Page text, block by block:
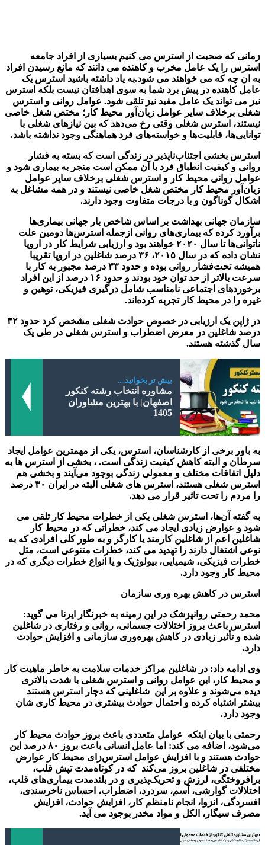
زمانی که صحبت از استرس می کنیم بسیاری از افراد جامعه
استرس را یک عامل مخرب و کاهنده می دانند که مانع رسیدن افراد
به ان چه که می خواهند می شود.به یاد داشته باشید استرس یک
عامل کاهنده در پیش برد شما به سوی اهدافتان نیست بلکه استرس
نیز می تواند یک عامل مفید نیز تلقی شود. عوامل روانی و استرس
شغلی برخلاف سایر عوامل زیان‌آور محیط کار؛ مختص شغل خاصی
نیستند، استرس شغلی وقتی رخ می‌دهد که بین نیازهای شغلی با
توانایی‌ها، قابلیت‌ها و خواسته‌های فرد هماهنگی وجود نداشته باشد.
استرس بخشی اجتناب‌ناپذیر در زندگی است که بسته به فشار
روانی و کیفیت انطباق فرد با آن ممکن است منجر به بیماری شود و
عوامل روانی محیط کار و استرس شغلی برخلاف سایر عوامل
زیان‌آور محیط کار مختص شغل خاصی نیستند و در همه مشاغل به
اشکال گوناگون و با درجات متفاوت وجود دارند.
سازمان جهانی بهداشت بر اساس شاخص بار جهانی بیماری‌ها
برآورد کرده که بیماری‌های روانی ازجمله استرس‌ها دومین علت
ناتوانی‌ها تا سال ۲۰۲۰ خواهند بود و ارزیابی شرایط کار در اروپا
نشان داده که در سال ۲۰۱۵، ۳۶ درصد شاغلین در اروپا تقریبا
همیشه تحت‌فشار روانی بوده و حدود ۳۳ درصد مجبور به کار با
سرعت بالاتر از حد توان خود بودند و حدود ۱۶ درصد از این افراد
برخوردهای اجتماعی نامناسب شامل درگیری فیزیکی، توهین و
غیره را در محیط کار تجربه کرده‌اند.
در ژاپن یک ارزیابی در خصوص حوادث شغلی مشخص کرد حدود ۳۲
درصد شاغلین در معرض اضطراب و استرس شغلی در طی یک
سال گذشته هستند.
بیش تر بخوانید....
مشاوره انتخاب رشته کنکور
اصفهان| با بهترین مشاوران
1405
به باور برخی از کارشناسان، استرس، یکی از مهمترین عوامل ایجاد
سرطان و البته کاهش کیفیت زندگی است. ، بخشی از استرس ها به
دلیل اتفاقات مختلف و معمولی زندگی بوجود می‌آیند و بخشی هم
استرس شغلی هستند، استرس های شغلی البته در ایران ۳۰ درصد
را مردم را تحت تاثیر قرار می دهد.
به گفته آن‌ها، استرس شغلی یکی از خطرات محیط کار تلقی می
شود و عوارض زیادی ایجاد می کند، خطراتی که در محیط کار
شاغلین اعم از شاغلین کارمند یا کارگر و به طور کلی افرادی که به
نوعی اشتغال دارند را تهدید می کند، خطرات متنوعی است، مثل
خطرات فیزیکی، شیمیایی، بیولوژیک و یا انواع خطرات دیگری که در
محیط کار وجود دارد.
استرس در کاهش بهره وری سازمان
محمد رحمتی روانپزشک در این زمینه به خبرنگار ایرنا می گوید:
استرس باعث بروز اختلالات جسمانی، روانی و رفتاری در شاغلین
شده و تأثیر زیادی در کاهش بهره‌وری سازمانی و افزایش حوادث
دارد.
وی ادامه داد: در شاغلین مراکز خدمات سلامت به خاطر ماهیت کار
و محیط کار، این عوامل روانی و استرس شغلی با شدت بالاتری
دیده می‌شوند و علاوه بر این شاغلینی که دچار استرس هستند
بیشتر اشتباه کرده و احتمال حوادث بیشتری در محیط کاری شان
وجود دارد.
رحمتی با بیان اینکه عوامل متعددی باعث بروز حوادث محیط کار
می‌شود، اضافه می کند: اما عامل انسانی باعث بروز ۸۰ درصد این
حوادث هستند و با افزایش عوامل استرس‌زای محیط کار عوارض
مختلفی در شاغلین بروز می‌کند که در کوتاه‌مدت تپش قلب،
برافروختگی، لرزش و تحریک‌پذیری و در بلندمدت بیماری‌های قلب،
اختلالات گوارشی، آسم، سردرد، اضطراب، احساس ناخرسندی،
افسردگی، انزوا، انجام نامنظم کار، افزایش حوادث، افزایش
مصرف سیگار، الکل و مواد مخدر بوجود می آید.